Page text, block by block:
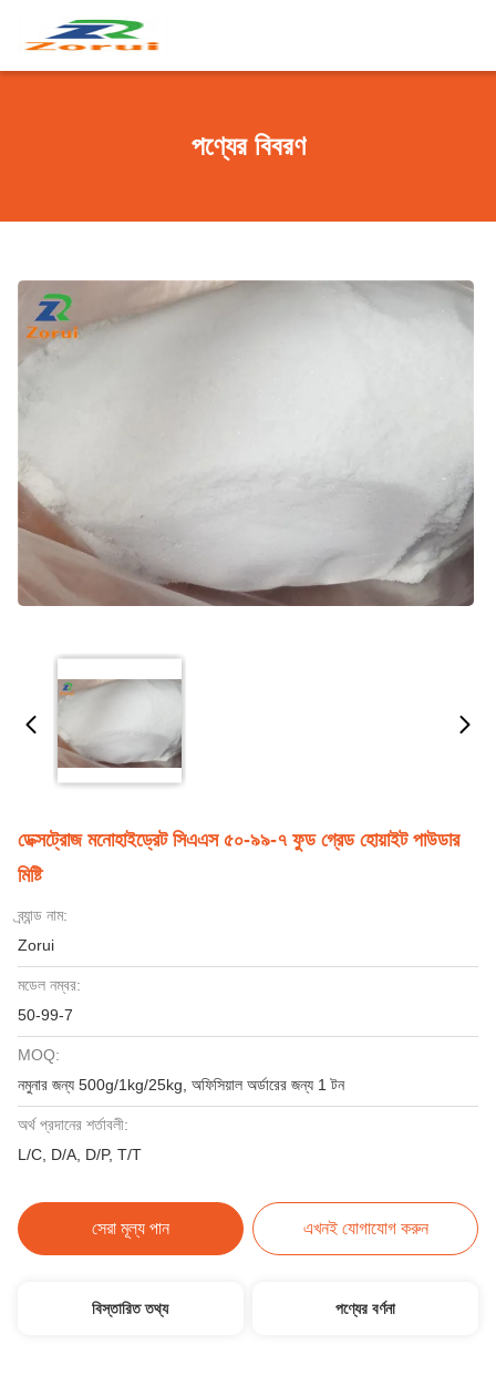
পণ্যের বিবরণ
ডেক্সট্রোজ মনোহাইড্রেট সিএএস ৫০-৯৯-৭ ফুড গ্রেড হোয়াইট পাউডার
মিষ্টি
ব্র্যান্ড নাম:
Zorui
মডেল নম্বর:
50-99-7
MOQ:
নমুনার জন্য 500g/1kg/25kg, অফিসিয়াল অর্ডারের জন্য 1 টন
অর্থ প্রদানের শর্তাবলী:
L/C, D/A, D/P, T/T
সেরা মূল্য পান এখনই যোগাযোগ করুন
বিস্তারিত তথ্য পণ্যের বর্ণনা